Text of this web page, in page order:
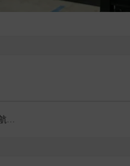
别克至境E7其±0.1mm的导航引导轨迹累计定位精度、约2秒/件